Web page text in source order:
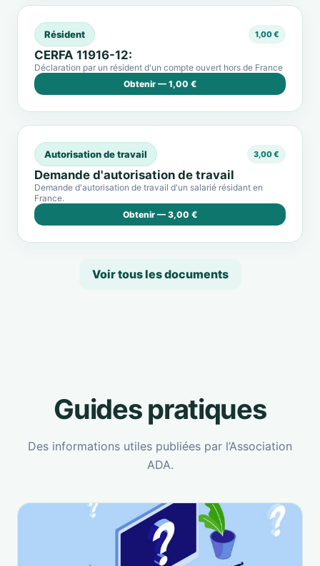
Résident 1,00 €
CERFA 11916-12:
Déclaration par un résident d'un compte ouvert hors de France
Obtenir — 1,00 €
Autorisation de travail 3,00 €
Demande d'autorisation de travail
Demande d'autorisation de travail d'un salarié résidant en
France.
Obtenir — 3,00 €
Voir tous les documents
Guides pratiques
Des informations utiles publiées par l’Association
ADA.